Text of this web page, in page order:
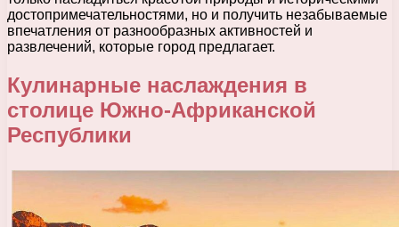
достопримечательностями, но и получить незабываемые
впечатления от разнообразных активностей и
развлечений, которые город предлагает.
Кулинарные наслаждения в
столице Южно-Африканской
Республики